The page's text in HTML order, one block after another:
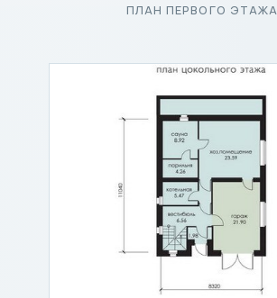
ПЛАН ПЕРВОГО ЭТАЖА